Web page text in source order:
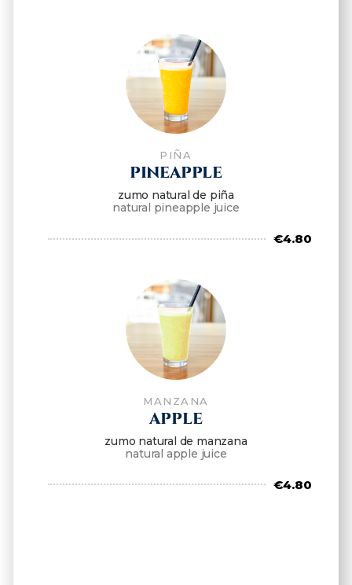
PIÑA
PINEAPPLE
zumo natural de piña
natural pineapple juice
€4.80
MANZANA
APPLE
zumo natural de manzana
natural apple juice
€4.80